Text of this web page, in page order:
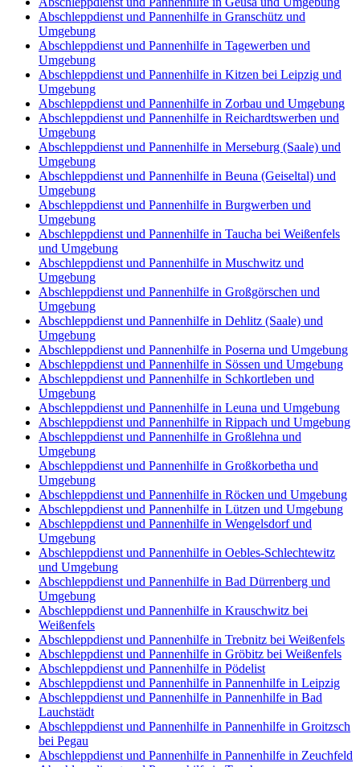
Abschleppdienst und Pannenhilfe in Granschütz und
Umgebung
Abschleppdienst und Pannenhilfe in Tagewerben und
Umgebung
Abschleppdienst und Pannenhilfe in Kitzen bei Leipzig und
Umgebung
Abschleppdienst und Pannenhilfe in Zorbau und Umgebung
Abschleppdienst und Pannenhilfe in Reichardtswerben und
Umgebung
Abschleppdienst und Pannenhilfe in Merseburg (Saale) und
Umgebung
Abschleppdienst und Pannenhilfe in Beuna (Geiseltal) und
Umgebung
Abschleppdienst und Pannenhilfe in Burgwerben und
Umgebung
Abschleppdienst und Pannenhilfe in Taucha bei Weißenfels
und Umgebung
Abschleppdienst und Pannenhilfe in Muschwitz und
Umgebung
Abschleppdienst und Pannenhilfe in Großgörschen und
Umgebung
Abschleppdienst und Pannenhilfe in Dehlitz (Saale) und
Umgebung
Abschleppdienst und Pannenhilfe in Poserna und Umgebung
Abschleppdienst und Pannenhilfe in Sössen und Umgebung
Abschleppdienst und Pannenhilfe in Schkortleben und
Umgebung
Abschleppdienst und Pannenhilfe in Leuna und Umgebung
Abschleppdienst und Pannenhilfe in Rippach und Umgebung
Abschleppdienst und Pannenhilfe in Großlehna und
Umgebung
Abschleppdienst und Pannenhilfe in Großkorbetha und
Umgebung
Abschleppdienst und Pannenhilfe in Röcken und Umgebung
Abschleppdienst und Pannenhilfe in Lützen und Umgebung
Abschleppdienst und Pannenhilfe in Wengelsdorf und
Umgebung
Abschleppdienst und Pannenhilfe in Oebles-Schlechtewitz
und Umgebung
Abschleppdienst und Pannenhilfe in Bad Dürrenberg und
Umgebung
Abschleppdienst und Pannenhilfe in Krauschwitz bei
Weißenfels
Abschleppdienst und Pannenhilfe in Trebnitz bei Weißenfels
Abschleppdienst und Pannenhilfe in Gröbitz bei Weißenfels
Abschleppdienst und Pannenhilfe in Pödelist
Abschleppdienst und Pannenhilfe in Pannenhilfe in Leipzig
Abschleppdienst und Pannenhilfe in Pannenhilfe in Bad
Lauchstädt
Abschleppdienst und Pannenhilfe in Pannenhilfe in Groitzsch
bei Pegau
Abschleppdienst und Pannenhilfe in Pannenhilfe in Zeuchfeld